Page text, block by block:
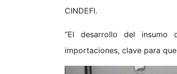
CINDEFI.
“El desarrollo del insumo
importaciones, clave para